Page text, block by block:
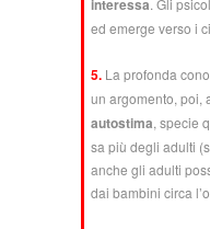
interessa. Gli
ed emerge verso i
5.La profonda
un argomento, poi,
autostima, specie
sa più degli adulti
anche gli adulti
dai bambini circa